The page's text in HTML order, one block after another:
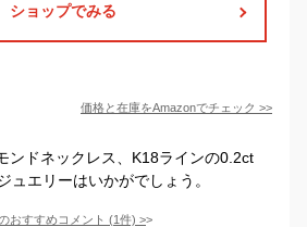
ショップでみる
価格と在庫をAmazonでチェック >>
ンドネックレス、K18ラインの0.2ct
ュエリーはいかがでしょう。
おすすめコメント (1件) >